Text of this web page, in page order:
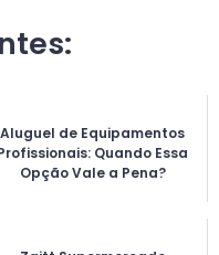
Aluguel de Equipamentos
Quando Essa
Opção Vale a Pena?